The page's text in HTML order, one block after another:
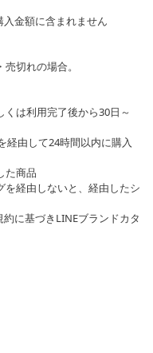
金額に含まれません
切れの場合。
くは利用完了後から30日～
経由して24時間以内に購入
た商品
経由しないと、経由したシ
に基づきLINEブランドカタ